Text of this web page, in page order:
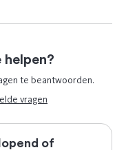
helpen?
te beantwoorden.
vragen
of